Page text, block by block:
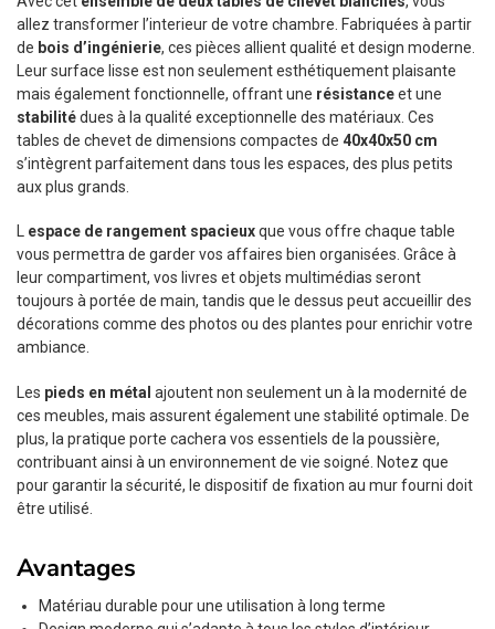
allez transformer l’interieur de votre chambre. Fabriquées à partir
de bois d’ingénierie, ces pièces allient qualité et design moderne.
Leur surface lisse est non seulement esthétiquement plaisante
mais également fonctionnelle, offrant une résistanceet une
stabilitédues à la qualité exceptionnelle des matériaux. Ces
tables de chevet de dimensions compactes de 40x40x50 cm
s’intègrent parfaitement dans tous les espaces, des plus petits
aux plus grands.
L espace de rangement spacieuxque vous offre chaque table
vous permettra de garder vos affaires bien organisées. Grâce à
leur compartiment, vos livres et objets multimédias seront
toujours à portée de main, tandis que le dessus peut accueillir des
décorations comme des photos ou des plantes pour enrichir votre
ambiance.
Les pieds en métal ajoutent non seulement un à la modernité de
ces meubles, mais assurent également une stabilité optimale. De
plus, la pratique porte cachera vos essentiels de la poussière,
contribuant ainsi à un environnement de vie soigné. Notez que
pour garantir la sécurité, le dispositif de fixation au mur fourni doit
être utilisé.
Avantages
Matériau durable pour une utilisation à long terme